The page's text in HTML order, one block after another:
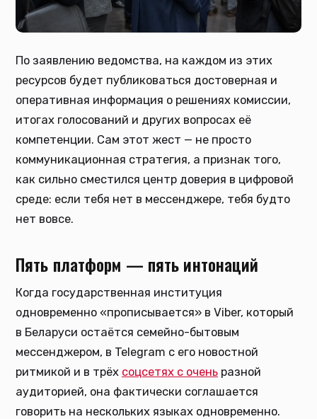
По заявлению ведомства, на каждом из этих
ресурсов будет публиковаться достоверная и
оперативная информация о решениях комиссии,
итогах голосований и других вопросах её
компетенции. Сам этот жест — не просто
коммуникационная стратегия, а признак того,
как сильно сместился центр доверия в цифровой
среде: если тебя нет в мессенджере, тебя будто
нет вовсе.
Пять платформ — пять интонаций
Когда государственная институция
одновременно «прописывается» в Viber, который
в Беларуси остаётся семейно-бытовым
мессенджером, в Telegram с его новостной
ритмикой и в трёх соцсетях с очень разной
аудиторией, она фактически соглашается
говорить на нескольких языках одновременно.